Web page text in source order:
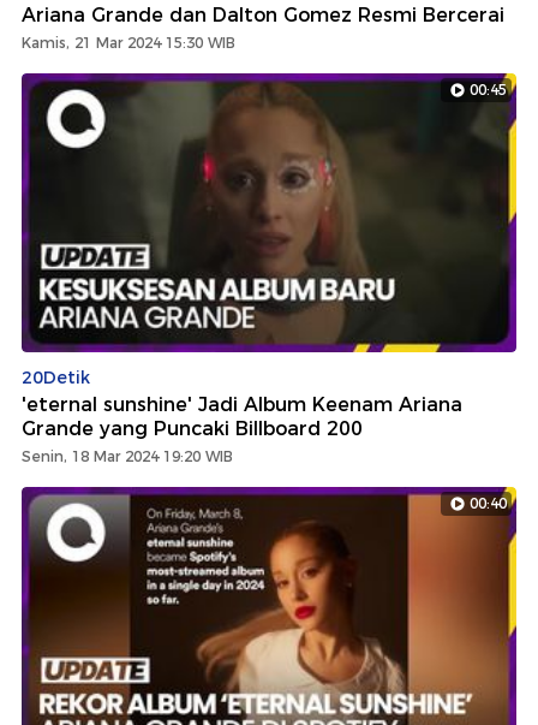
Ariana Grande dan Dalton Gomez Resmi Bercerai
Kamis, 21 Mar 2024 15:30 WIB
00:45
20Detik
'eternal sunshine' Jadi Album Keenam Ariana
Grande yang Puncaki Billboard 200
Senin, 18 Mar 2024 19:20 WIB
00:40